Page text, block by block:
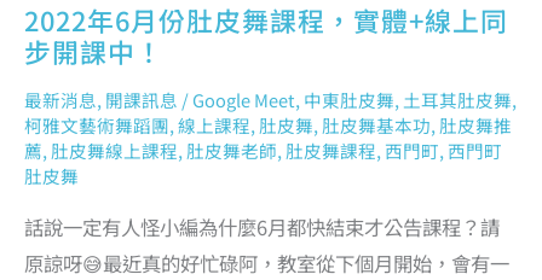
2022年6月份肚皮舞課程，實體+線上同
步開課中！
最新消息, 開課訊息 /Google Meet, 中東肚皮舞, 土耳其肚皮舞,
柯雅文藝術舞蹈團,線上課程, 肚皮舞, 肚皮舞基本功, 肚皮舞推
薦, 肚皮舞線上課程, 肚皮舞老師, 肚皮舞課程, 西門町, 西門町
肚皮舞
話說一定有人怪小編為什麼6月都快結束才公告課程？請
原諒呀😅最近真的好忙碌阿，教室從下個月開始，會有一